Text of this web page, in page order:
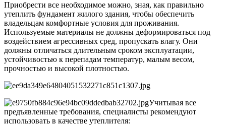
Приобрести все необходимое можно, зная, как правильно
утеплить фундамент жилого здания, чтобы обеспечить
владельцам комфортные условия для проживания.
Используемые материалы не должны деформироваться под
воздействием агрессивных сред, пропускать влагу. Они
должны отличаться длительным сроком эксплуатации,
устойчивостью к перепадам температур, малым весом,
прочностью и высокой плотностью.
Учитывая все
предъявленные требования, специалисты рекомендуют
использовать в качестве утеплителя: